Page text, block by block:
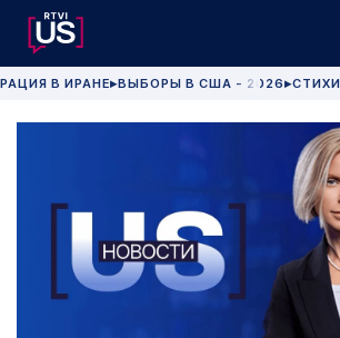
В ИРАНЕ▶ВЫБОРЫ В США - 2026 ▶